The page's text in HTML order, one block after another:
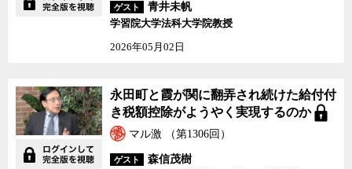
ゲスト
青井未帆
学習院大学法科大学院教授
2026年05月02日
永田町と霞が関に翻弄され続けた給付付
き税額控除がようやく実現するのか
マル激 （第1306回）
ゲスト
森信茂樹